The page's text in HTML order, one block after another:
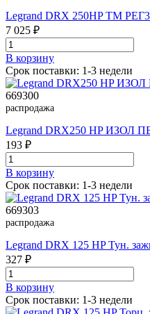
Legrand DRX 250HP TM
7 025 ₽
В корзинy
Срок поставки: 1-3 недели
669300
распродажа
Legrand DRX250 HP ИЗОЛ
193 ₽
В корзинy
Срок поставки: 1-3 недели
669303
распродажа
Legrand DRX 125 HP Тун.
327 ₽
В корзинy
Срок поставки: 1-3 недели